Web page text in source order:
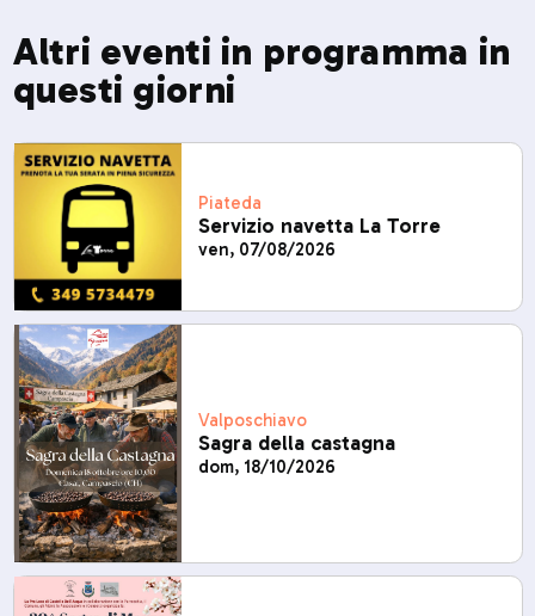
Altri eventi in programma in
questi giorni
Piateda
Servizio navetta La Torre
ven, 07/08/2026
Valposchiavo
Sagra della castagna
dom, 18/10/2026